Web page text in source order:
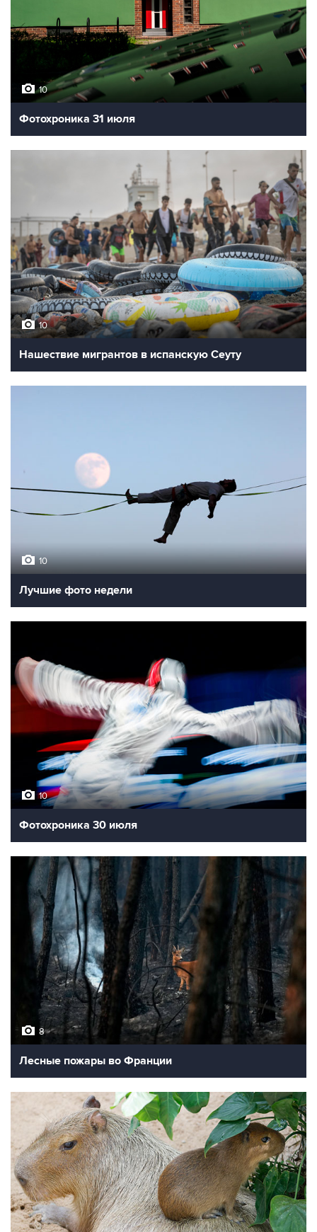
10
Фотохроника 31 июля
10
Нашествие мигрантов в испанскую Сеуту
10
Лучшие фото недели
10
Фотохроника 30 июля
8
Лесные пожары во Франции